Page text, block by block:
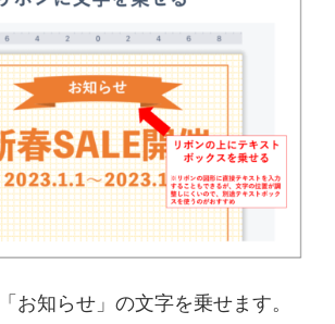
お知らせ」の文字を乗せます。